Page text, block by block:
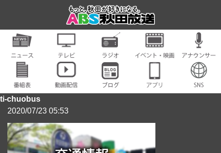
ti-chuobus
2020/07/23 05:53